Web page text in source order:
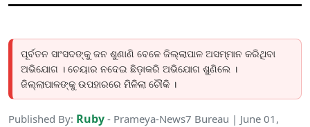
ପୂର୍ବତନ ସାଂସଦଙ୍କୁ ଜନ ଶୁଣାଣି ବେଳେ ଜିଲ୍ଲାପାଳ ଅସମ୍ମାନ କରିଥିବା
ଅଭିଯୋଗ । ଚେୟାର ନଦେଇ ଛିଡ଼ାକରି ଅଭିଯୋଗ ଶୁଣିଲେ ।
ଜିଲ୍ଲାପାଳଙ୍କୁ ଉପହାରରେ ମିଳିଲା ଚୌକି ।
Published By: Ruby - Prameya-News7 Bureau | June 01,